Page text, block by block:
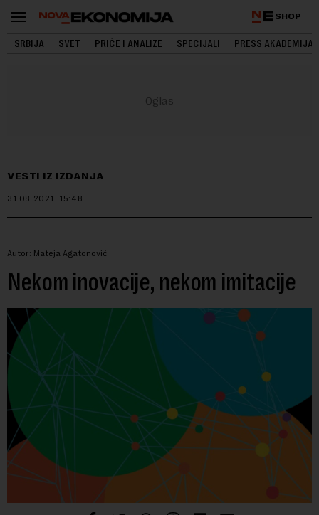
SHOP
SRBIJA SVET PRIČE I ANALIZE SPECIJALI PRESS AKADEMIJA
VESTI IZ IZDANJA
31.08.2021. 15:48
Autor: Mateja Agatonović
Nekom inovacije, nekom imitacije